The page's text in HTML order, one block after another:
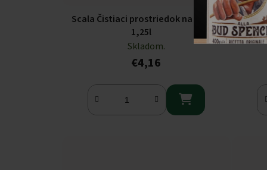
Scala Čistiaci prostriedok na riad
1,25l
Skladom.
€4,16
